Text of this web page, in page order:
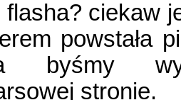
flasha? ciekaw
powstała
byśmy
stronie.